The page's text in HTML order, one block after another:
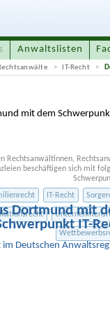
Anwaltslisten
IT-Recht
Dortmund mit
IT-
im Deutschen
Rechtsanwältinnen,
beschäftigen sich mit
IT-Recht